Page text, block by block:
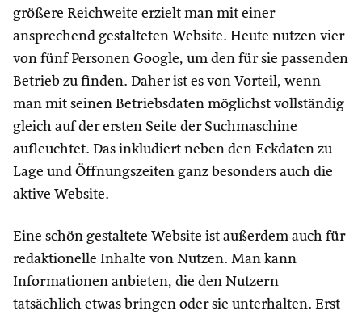
größere Reichweite erzielt man mit einer
ansprechend gestalteten Website. Heute nutzen vier
von fünf Personen Google, um den für sie passenden
Betrieb zu finden. Daher ist es von Vorteil, wenn
man mit seinen Betriebsdaten möglichst vollständig
gleich auf der ersten Seite der Suchmaschine
aufleuchtet. Das inkludiert neben den Eckdaten zu
Lage und Öffnungszeiten ganz besonders auch die
aktive Website.
Eine schön gestaltete Website ist außerdem auch für
redaktionelle Inhalte von Nutzen. Man kann
Informationen anbieten, die den Nutzern
tatsächlich etwas bringen oder sie unterhalten. Erst